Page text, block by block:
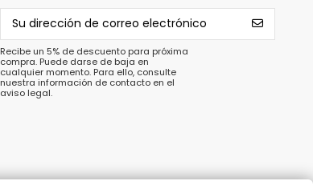
Recibe un 5% de descuento para próxima
compra. Puede darse de baja en
cualquier momento. Para ello, consulte
nuestra información de contacto en el
aviso legal.